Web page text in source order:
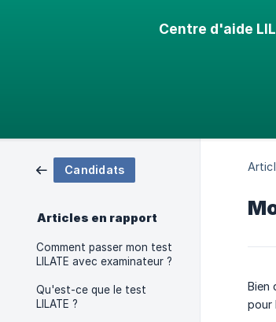
Centre d'aide
Candidats
Articles en rapport
Comment passer mon test
LILATE avec examinateur ?
Qu'est-ce que le test
LILATE ?
Bien
pour